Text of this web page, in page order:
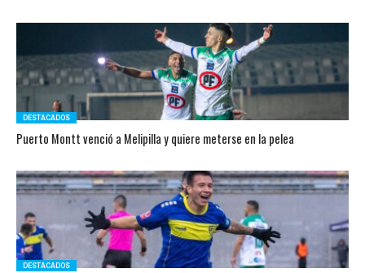
DESTACADOS
Puerto Montt venció a Melipilla y quiere meterse en la pelea
DESTACADOS